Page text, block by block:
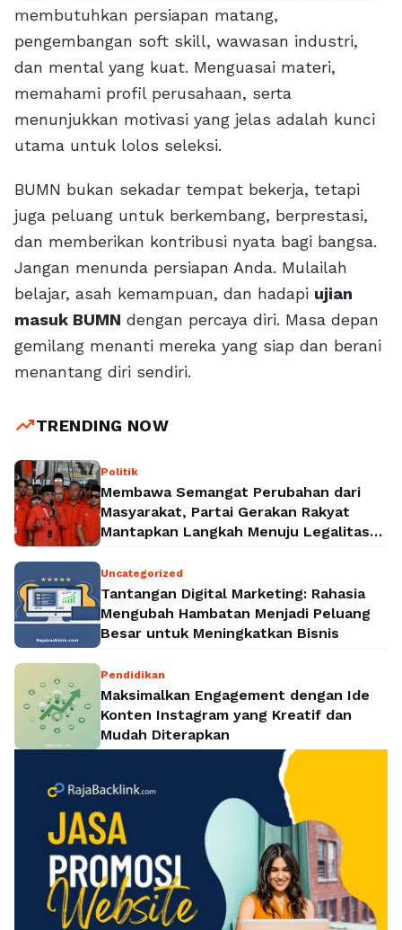
membutuhkan persiapan matang,
pengembangan soft skill, wawasan industri,
dan mental yang kuat. Menguasai materi,
memahami profil perusahaan, serta
menunjukkan motivasi yang jelas adalah kunci
utama untuk lolos seleksi.
BUMN bukan sekadar tempat bekerja, tetapi
juga peluang untuk berkembang, berprestasi,
dan memberikan kontribusi nyata bagi bangsa.
Jangan menunda persiapan Anda. Mulailah
belajar, asah kemampuan, dan hadapi ujian
masuk BUMN dengan percaya diri. Masa depan
gemilang menanti mereka yang siap dan berani
menantang diri sendiri.
trending_upTRENDING NOW
Politik
Membawa Semangat Perubahan dari
Masyarakat, Partai Gerakan Rakyat
Mantapkan Langkah Menuju Legalitas
Uncategorized
Tantangan Digital Marketing: Rahasia
Mengubah Hambatan Menjadi Peluang
Besar untuk Meningkatkan Bisnis
Pendidikan
Maksimalkan Engagement dengan Ide
Konten Instagram yang Kreatif dan
Mudah Diterapkan